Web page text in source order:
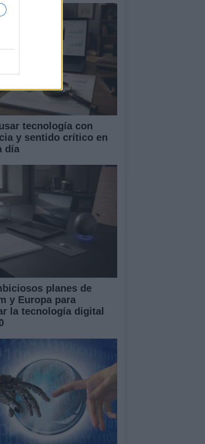
tecnología con
y sentido crítico en
día
planes de
y Europa para
la tecnología digital